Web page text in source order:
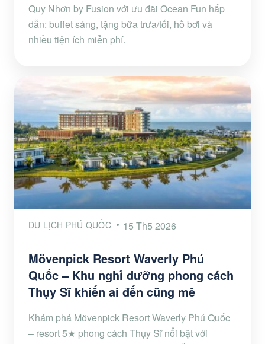
Quy Nhơn by Fusion với ưu đãi Ocean Fun hấp
dẫn: buffet sáng, tặng bữa trưa/tối, hồ bơi và
nhiều tiện ích miễn phí.
DU LỊCH PHÚ QUỐC 15 Th5 2026
Mövenpick Resort Waverly Phú
Quốc – Khu nghỉ dưỡng phong cách
Thụy Sĩ khiến ai đến cũng mê
Khám phá Mövenpick Resort Waverly Phú Quốc
– resort 5★ phong cách Thụy Sĩ nổi bật với